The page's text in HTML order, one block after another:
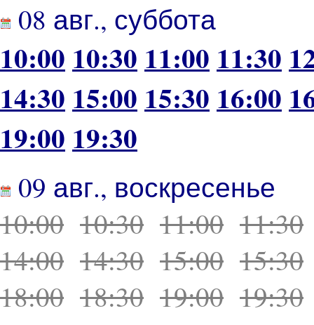
08 авг., суббота
10:00 10:30 11:00 11:30
14:30 15:00 15:30 16:00
19:00 19:30
09 авг., воскресенье
10:00 10:30 11:00 11:30
14:00 14:30 15:00 15:30
18:00 18:30 19:00 19:30